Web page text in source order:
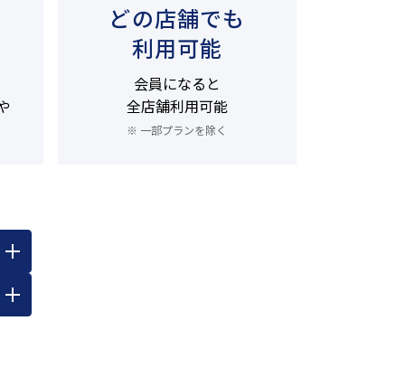
どの店舗でも
利用可能
会員になると
全店舗利用可能
※ 一部プランを除く